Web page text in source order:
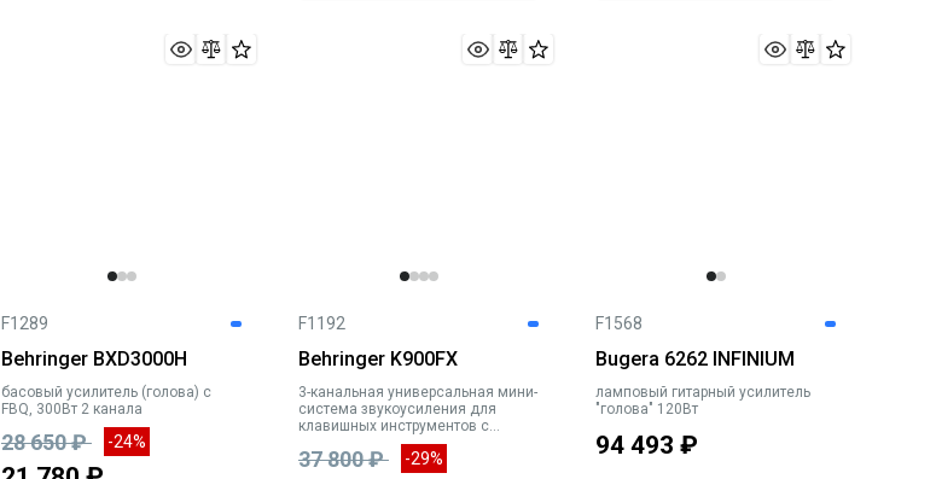
F1289
Behringer BXD3000H
басовый усилитель (голова) с
FBQ, 300Вт 2 канала
28 650 ₽ -24%
F1192
Behringer K900FX
3-канальная универсальная мини-
система звукоусиления для
клавишных инструментов с
микрофонным входом 90Вт
37 800 ₽ -29%
F1568
Bugera 6262 INFINIUM
ламповый гитарный усилитель
"голова" 120Вт
94 493 ₽